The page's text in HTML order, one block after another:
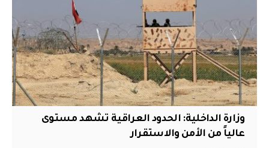
وزارة الداخلية: الحدود العراقية تشهد مستوى
عالياً من الأمن والاستقرار